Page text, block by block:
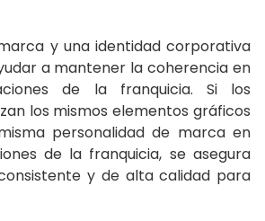
y una identidad corporativa
a mantener la coherencia en
de la franquicia. Si los
los mismos elementos gráficos
personalidad de marca en
de la franquicia, se asegura
y de alta calidad para